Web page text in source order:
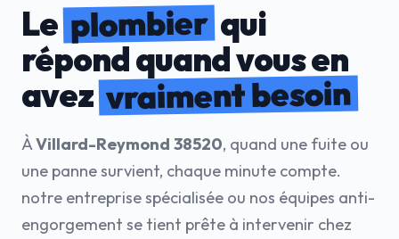
Leplombierqui
répond quand vous en
avezvraiment besoin
ÀVillard-Reymond 38520, quand une fuite ou
une panne survient, chaque minute compte.
notre entreprise spécialisée ou nos équipes anti-
engorgement se tient prête à intervenir chez